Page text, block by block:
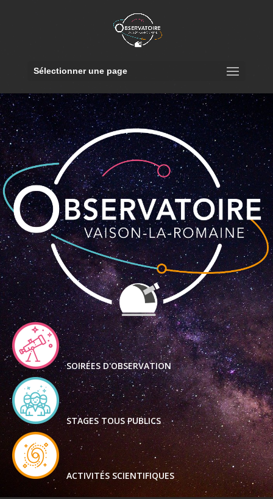
Sélectionner une page
SOIRÉES D'OBSERVATION
STAGES TOUS PUBLICS
ACTIVITÉS SCIENTIFIQUES